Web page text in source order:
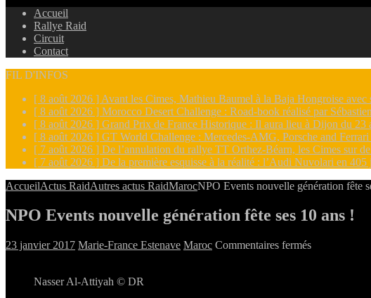
Accueil
Rallye Raid
Circuit
Contact
FIL D'INFOS
[ 8 août 2026 ] Avant les Cimes, Mathieu Baumel à la Baja Hongroise
[ 8 août 2026 ] Morocco Desert Challenge : Road-book réalisé par
[ 8 août 2026 ] Grand Prix de France Historique : Il aura lieu à Dijon du
[ 8 août 2026 ] GT World Challenge : Mercedes-AMG, Porsche and
[ 7 août 2026 ] De l’annulation du rallye TT Orthez-Béarn, les Cimes sur
[ 7 août 2026 ] De la première esquisse à la réalité : l’Audi Nuvolari en 405
AccueilActus RaidAutres actus RaidMarocNPO Events nouvelle génération fête
NPO Events nouvelle génération fête ses 10 ans !
23 janvier 2017 Marie-France Estenave Maroc Commentaires ferméssur
Nasser Al-Attiyah © DR